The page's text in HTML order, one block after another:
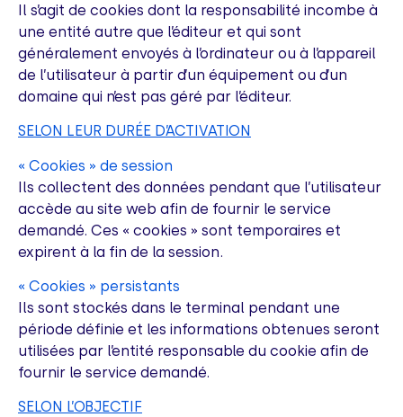
Il s’agit de cookies dont la responsabilité incombe à
une entité autre que l’éditeur et qui sont
généralement envoyés à l’ordinateur ou à l’appareil
de l’utilisateur à partir d’un équipement ou d’un
domaine qui n’est pas géré par l’éditeur.
SELON LEUR DURÉE D’ACTIVATION
« Cookies » de session
Ils collectent des données pendant que l’utilisateur
accède au site web afin de fournir le service
demandé. Ces « cookies » sont temporaires et
expirent à la fin de la session.
« Cookies » persistants
Ils sont stockés dans le terminal pendant une
période définie et les informations obtenues seront
utilisées par l’entité responsable du cookie afin de
fournir le service demandé.
SELON L’OBJECTIF